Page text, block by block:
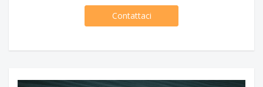
Contattaci